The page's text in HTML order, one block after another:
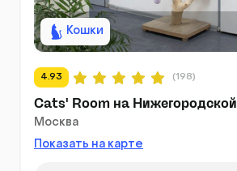
Кошки
4.93 (198)
Cats' Room на Нижегородской
Москва
Показать на карте